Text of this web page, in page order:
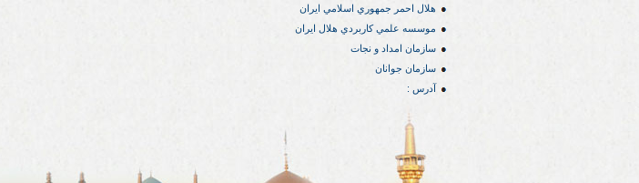
هلال احمر جمهوري اسلامي ايران
موسسه علمي كاربردي هلال ایران
سازمان امداد و نجات
سازمان جوانان
آدرس :